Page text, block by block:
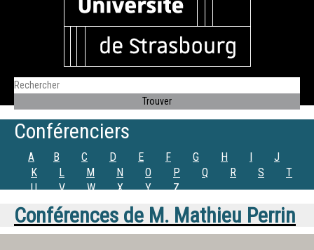
Conférenciers
A B C D E F G H I
J
K
L M N O P Q R S
T
U
V W X Y Z
Conférences de M. Mathieu Perrin